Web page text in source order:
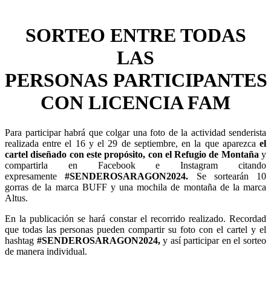
SORTEO ENTRE TODAS
LAS
PERSONAS PARTICIPANTES
CON LICENCIA FAM
Para participar habrá que colgar una foto de la actividad senderista
realizada entre el 16 y el 29 de septiembre, en la que aparezca el
cartel diseñado con este propósito, con el Refugio de Montaña y
compartirla en Facebook e Instagram citando
expresamente#SENDEROSARAGON2024. Se sortearán 10
gorras de la marca BUFF y una mochila de montaña de la marca
Altus.
En la publicación se hará constar el recorrido realizado. Recordad
que todas las personas pueden compartir su foto con el cartel y el
hashtag #SENDEROSARAGON2024,y así participar en el sorteo
de manera individual.